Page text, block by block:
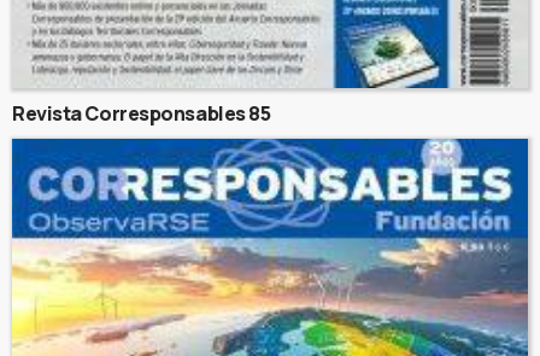
Revista Corresponsables 85